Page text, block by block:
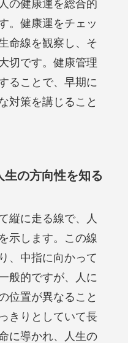
の健康運を総合的
。健康運をチェッ
命線を観察し、そ
切です。健康管理
ることで、早期に
対策を講じること
の方向性を知る
縦に走る線で、人
示します。この線
、中指に向かって
般的ですが、人に
位置が異なること
きりとしていて長
に導かれ、人生の